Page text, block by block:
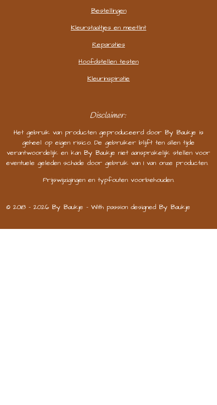
Bestellingen
Kleurstaaltjes en meetlint
Reparaties
Hoofdstellen testen
Kleurinspiratie
Disclaimer:
Het gebruik van producten geproduceerd door By Baukje is
geheel op eigen risico. De gebruiker blijft ten allen tijde
verantwoordelijk en kan By Baukje niet aansprakelijk stellen voor
eventuele geleden schade door gebruik van 1 van onze producten.
Prijswijzigingen en typfouten voorbehouden.
© 2018 - 2026 By Baukje - With passion designed By Baukje